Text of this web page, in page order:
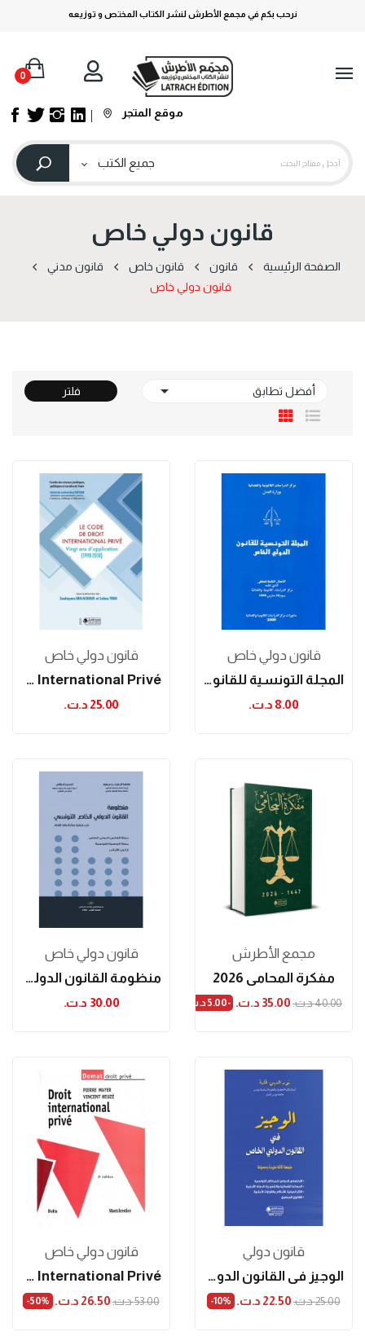
نرحب بكم في مجمع الأطرش لنشر الكتاب المختص و توزيعه
0
موقع المتجر
قانون دولي خاص
الصفحة الرئيسية قانون قانون خاص
قانون مدني
قانون دولي خاص
أفضل تطابق  فلتر
قانون دولي خاص
Le Code De Droit International Privé
25.00 د.ت.‏
قانون دولي خاص
المجلة التونسية للقانون الدولي الخاص
8.00 د.ت.‏
قانون دولي خاص
منظومة القانون الدولي الخاص التونسي
30.00 د.ت.‏
مجمع الأطرش
مفكرة المحامي 2026
40.00 د.ت.‏ 35.00 د.ت.‏ -5.00 د.ت.‏
قانون دولي خاص
Droit International Privé
53.00 د.ت.‏ 26.50 د.ت.‏ ‎-50%
قانون دولي
الوجيز في القانون الدولي الخاص طبعة ثالثة مزيدة...
25.00 د.ت.‏ 22.50 د.ت.‏ ‎-10%